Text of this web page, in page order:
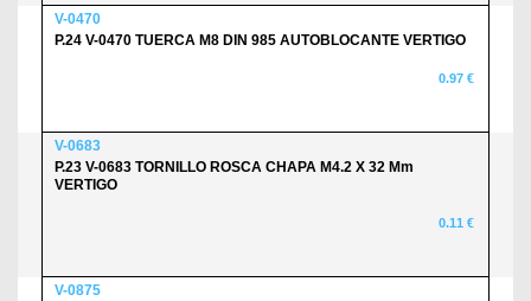
V-0470
P.24 V-0470 TUERCA M8 DIN 985 AUTOBLOCANTE VERTIGO
0.97 €
V-0683
P.23 V-0683 TORNILLO ROSCA CHAPA M4.2 X 32 Mm
VERTIGO
0.11 €
V-0875